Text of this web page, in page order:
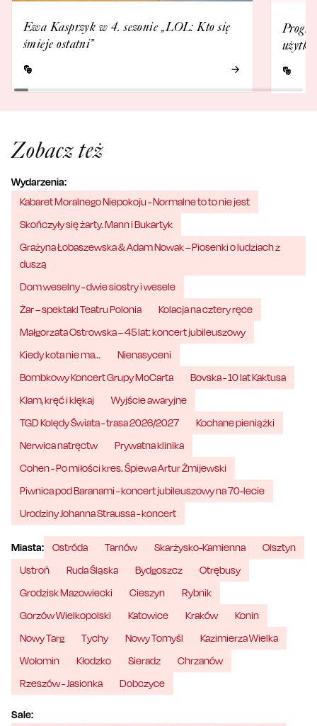
Ewa Kasprzyk w 4. sezonie „LOL: Kto się
śmieje ostatni”
Zobacz też
Wydarzenia:
Kabaret Moralnego Niepokoju - Normalne to to nie jest
Skończyły się żarty. Mann i Bukartyk
Grażyna Łobaszewska & Adam Nowak – Piosenki o ludziach z
duszą
Dom weselny - dwie siostry i wesele
Żar – spektakl Teatru Polonia
Kolacja na cztery ręce
Małgorzata Ostrowska – 45 lat: koncert jubileuszowy
Kiedy kota nie ma…
Nienasyceni
Bombkowy Koncert Grupy MoCarta
Bovska - 10 lat Kaktusa
Kłam, kręć i klękaj
Wyjście awaryjne
TGD Kolędy Świata - trasa 2026/2027
Kochane pieniążki
Nerwica natręctw
Prywatna klinika
Cohen - Po miłości kres. Śpiewa Artur Żmijewski
Piwnica pod Baranami - koncert jubileuszowy na 70-lecie
Urodziny Johanna Straussa - koncert
Miasta: Ostróda Tarnów Skarżysko-Kamienna
Olsztyn
Ustroń
Ruda Śląska Bydgoszcz
Otrębusy
Grodzisk Mazowiecki
Cieszyn
Rybnik
Gorzów Wielkopolski
Katowice Kraków
Konin
Nowy Targ
Tychy Nowy Tomyśl
Kazimierza Wielka
Wołomin
Kłodzko Sieradz
Chrzanów
Rzeszów - Jasionka
Dobczyce
Sale: